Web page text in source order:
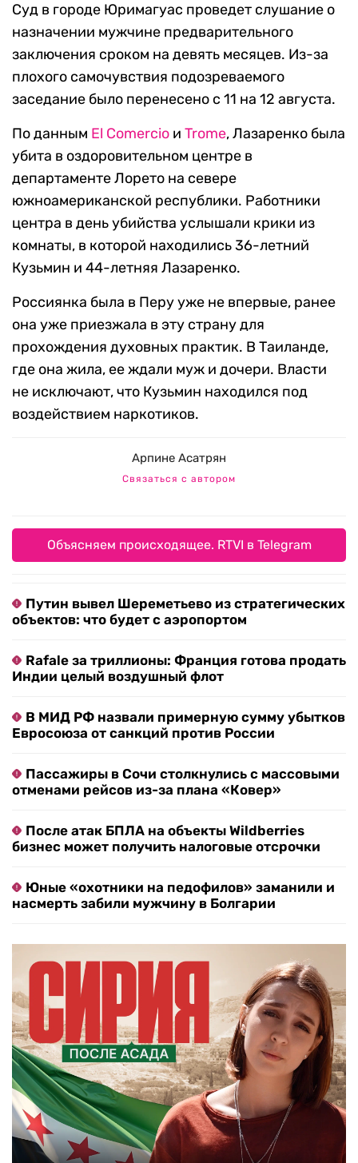
Суд в городе Юримагуас проведет слушание о
назначении мужчине предварительного
заключения сроком на девять месяцев. Из-за
плохого самочувствия подозреваемого
заседание было перенесено с 11 на 12 августа.
По данным El Comercio и Trome, Лазаренко была
убита в оздоровительном центре в
департаменте Лорето на севере
южноамериканской республики. Работники
центра в день убийства услышали крики из
комнаты, в которой находились 36-летний
Кузьмин и 44-летняя Лазаренко.
Россиянка была в Перу уже не впервые, ранее
она уже приезжала в эту страну для
прохождения духовных практик. В Таиланде,
где она жила, ее ждали муж и дочери. Власти
не исключают, что Кузьмин находился под
воздействием наркотиков.
Арпине Асатрян
Связаться с автором
Объясняем происходящее. RTVI в Telegram
Путин вывел Шереметьево из стратегических
объектов: что будет с аэропортом
Rafale за триллионы: Франция готова продать
Индии целый воздушный флот
В МИД РФ назвали примерную сумму убытков
Евросоюза от санкций против России
Пассажиры в Сочи столкнулись с массовыми
отменами рейсов из-за плана «Ковер»
После атак БПЛА на объекты Wildberries
бизнес может получить налоговые отсрочки
Юные «охотники на педофилов» заманили и
насмерть забили мужчину в Болгарии